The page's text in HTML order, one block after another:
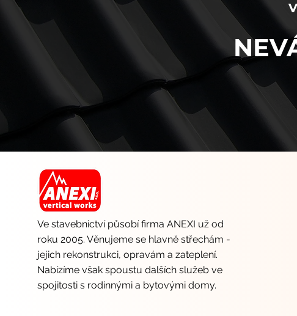
Ve stavebnictví působí firma ANEXI už od
roku 2005. Věnujeme se hlavně střechám -
jejich rekonstrukci, opravám a zateplení.
Nabízíme však spoustu dalších služeb ve
spojitosti s rodinnými a bytovými domy.